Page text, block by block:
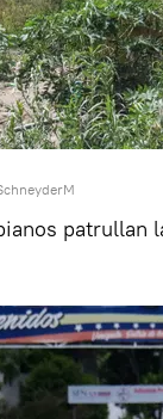
patrullan